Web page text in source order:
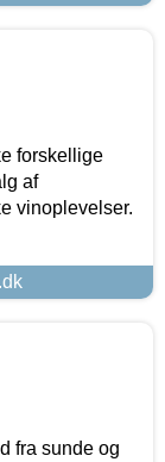
forskellige
af
vinoplevelser.
fra sunde og